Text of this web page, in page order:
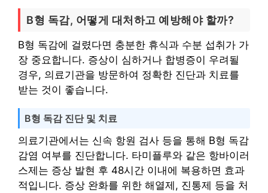
B형 독감, 어떻게 대처하고 예방해야 할까?
B형 독감에 걸렸다면 충분한 휴식과 수분 섭취가 가
장 중요합니다. 증상이 심하거나 합병증이 우려될
경우, 의료기관을 방문하여 정확한 진단과 치료를
받는 것이 좋습니다.
B형 독감 진단 및 치료
의료기관에서는 신속 항원 검사 등을 통해 B형 독감
감염 여부를 진단합니다. 타미플루와 같은 항바이러
스제는 증상 발현 후 48시간 이내에 복용하면 효과
적입니다. 증상 완화를 위한 해열제, 진통제 등을 처